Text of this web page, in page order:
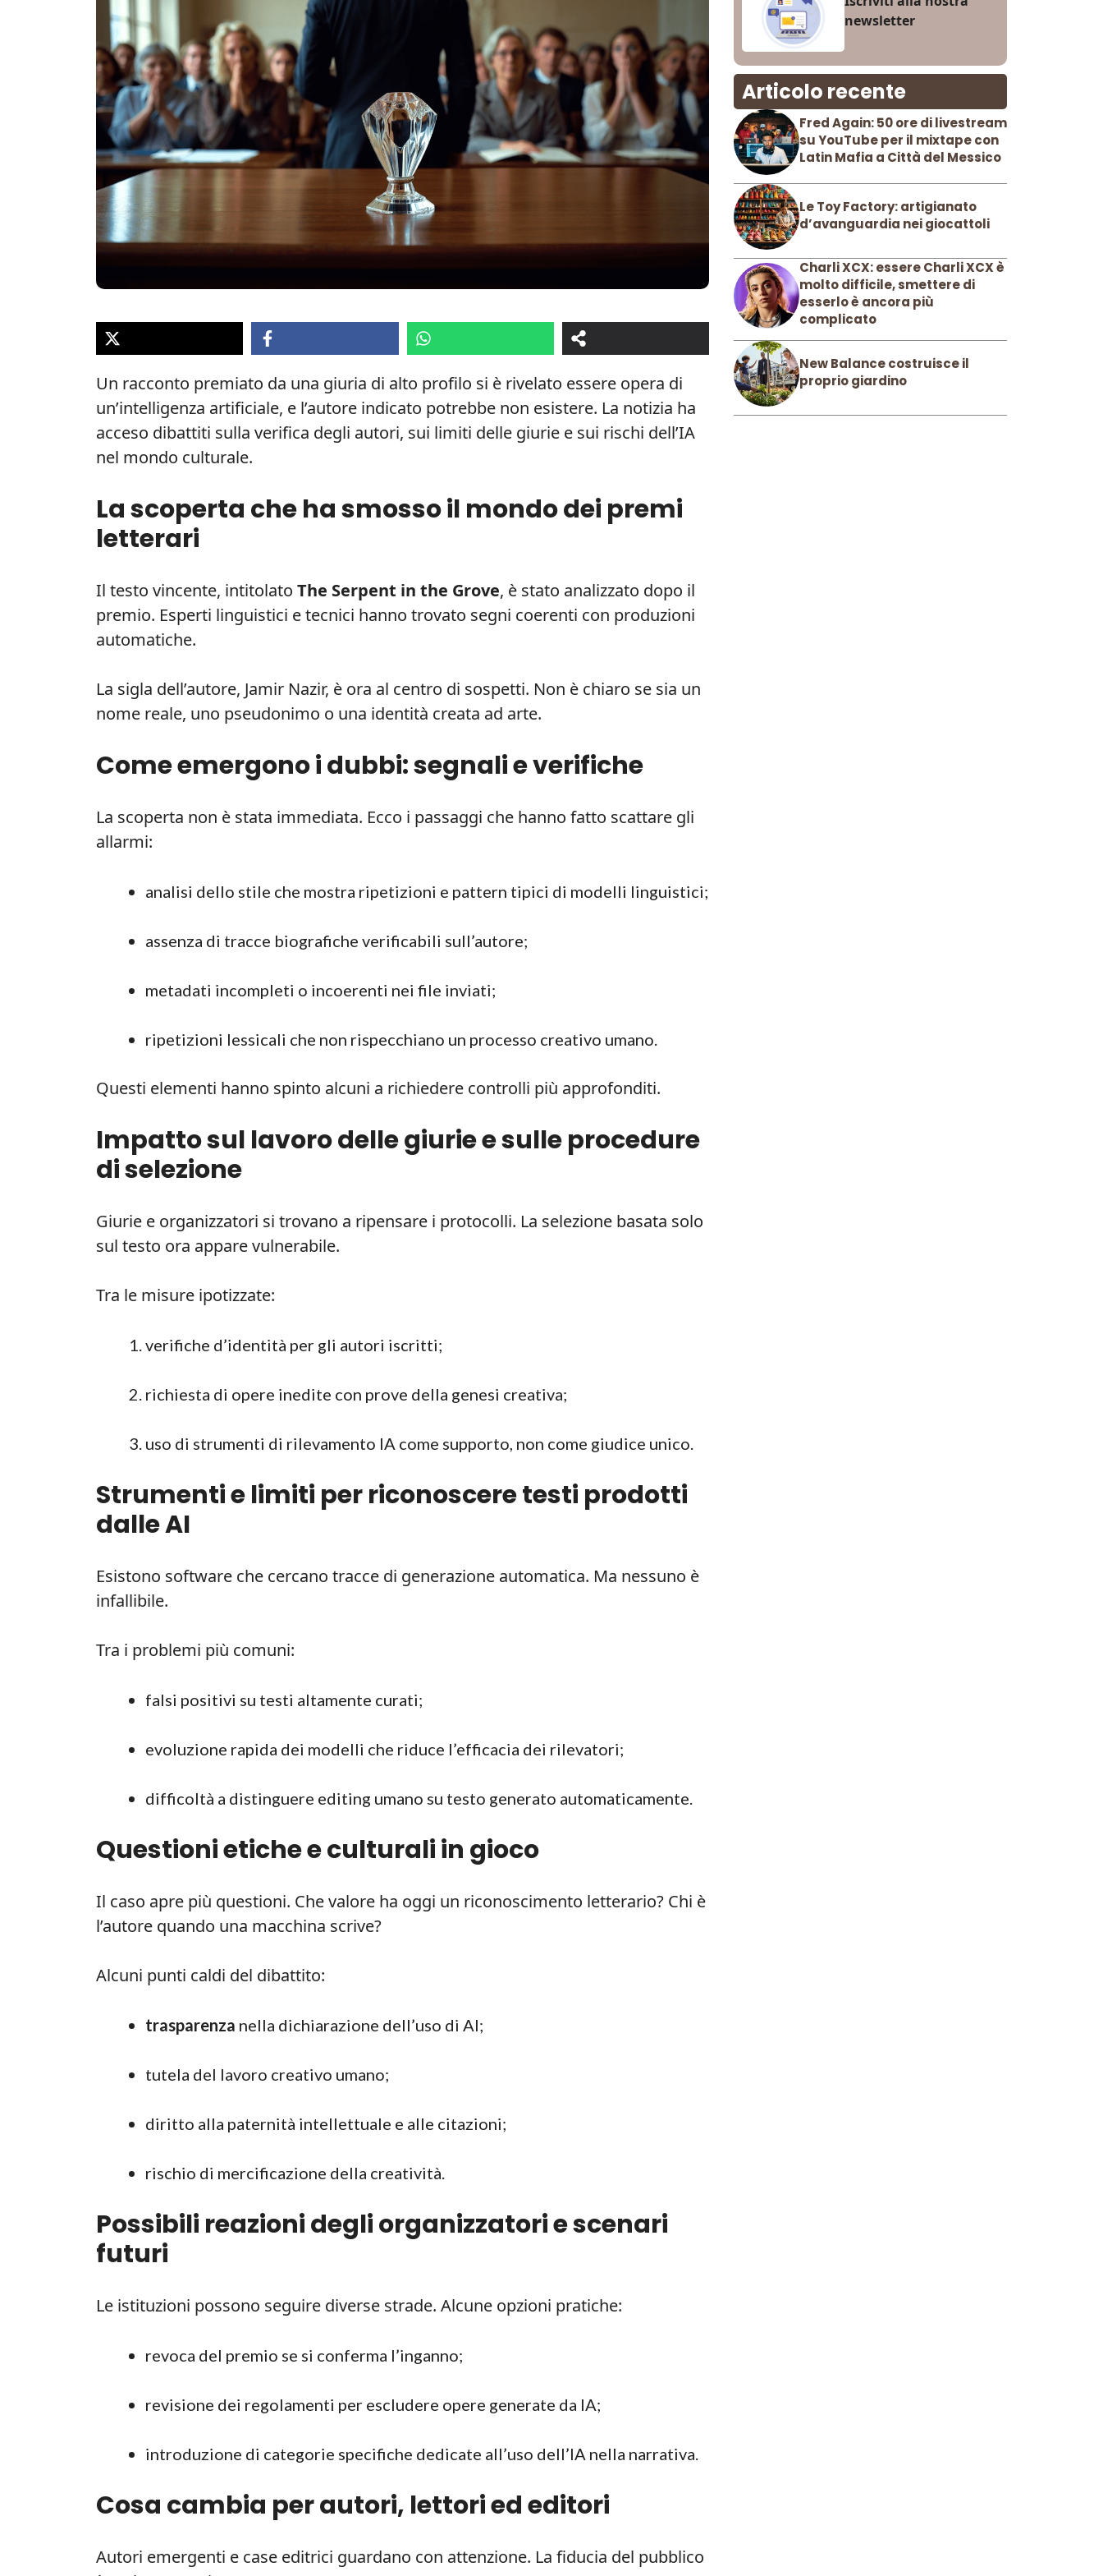
Un racconto premiato da una giuria di alto profilo si è rivelato essere opera di
un’intelligenza artificiale, e l’autore indicato potrebbe non esistere. La notizia ha
acceso dibattiti sulla verifica degli autori, sui limiti delle giurie e sui rischi dell’IA
nel mondo culturale.
La scoperta che ha smosso il mondo dei premi
letterari
Il testo vincente, intitolato The Serpent in the Grove, è stato analizzato dopo il
premio. Esperti linguistici e tecnici hanno trovato segni coerenti con produzioni
automatiche.
La sigla dell’autore, Jamir Nazir, è ora al centro di sospetti. Non è chiaro se sia un
nome reale, uno pseudonimo o una identità creata ad arte.
Come emergono i dubbi: segnali e verifiche
La scoperta non è stata immediata. Ecco i passaggi che hanno fatto scattare gli
allarmi:
analisi dello stile che mostra ripetizioni e pattern tipici di modelli linguistici;
assenza di tracce biografiche verificabili sull’autore;
metadati incompleti o incoerenti nei file inviati;
ripetizioni lessicali che non rispecchiano un processo creativo umano.
Questi elementi hanno spinto alcuni a richiedere controlli più approfonditi.
Impatto sul lavoro delle giurie e sulle procedure
di selezione
Giurie e organizzatori si trovano a ripensare i protocolli. La selezione basata solo
sul testo ora appare vulnerabile.
Tra le misure ipotizzate:
verifiche d’identità per gli autori iscritti;
richiesta di opere inedite con prove della genesi creativa;
uso di strumenti di rilevamento IA come supporto, non come giudice unico.
Strumenti e limiti per riconoscere testi prodotti
dalle AI
Esistono software che cercano tracce di generazione automatica. Ma nessuno è
infallibile.
Tra i problemi più comuni:
falsi positivi su testi altamente curati;
evoluzione rapida dei modelli che riduce l’efficacia dei rilevatori;
difficoltà a distinguere editing umano su testo generato automaticamente.
Questioni etiche e culturali in gioco
Il caso apre più questioni. Che valore ha oggi un riconoscimento letterario? Chi è
l’autore quando una macchina scrive?
Alcuni punti caldi del dibattito:
trasparenza nella dichiarazione dell’uso di AI;
tutela del lavoro creativo umano;
diritto alla paternità intellettuale e alle citazioni;
rischio di mercificazione della creatività.
Possibili reazioni degli organizzatori e scenari
futuri
Le istituzioni possono seguire diverse strade. Alcune opzioni pratiche:
revoca del premio se si conferma l’inganno;
revisione dei regolamenti per escludere opere generate da IA;
introduzione di categorie specifiche dedicate all’uso dell’IA nella narrativa.
Cosa cambia per autori, lettori ed editori
Autori emergenti e case editrici guardano con attenzione. La fiducia del pubblico
newsletter
Articolo recente
Fred Again: 50 ore di livestream
su YouTube per il mixtape con
Latin Mafia a Città del Messico
Le Toy Factory: artigianato
d’avanguardia nei giocattoli
Charli XCX: essere Charli XCX è
molto difficile, smettere di
esserlo è ancora più
complicato
New Balance costruisce il
proprio giardino